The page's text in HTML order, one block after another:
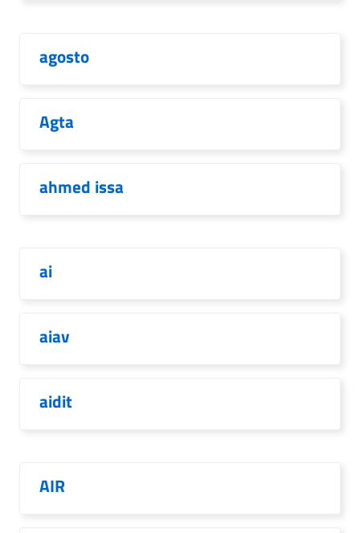
agosto
Agta
ahmed issa
ai
aiav
aidit
AIR